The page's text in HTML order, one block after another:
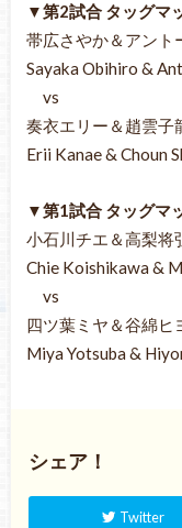
▼第2試合 タッグマ
帯広さやか＆アント
Sayaka Obihiro &
vs
奏衣エリー＆趙雲子
Erii Kanae & Choun
▼第1試合 タッグマ
小石川チエ＆高梨将
Chie Koishikawa &
vs
四ツ葉ミヤ＆谷綿ヒ
Miya Yotsuba &
シェア！
Twitter